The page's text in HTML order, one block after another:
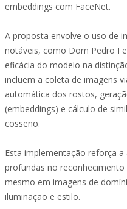
embeddings com FaceNet.
A proposta envolve o uso de
notáveis, como Dom Pedro I
eficácia do modelo na
incluem a coleta de imagens
automática dos rostos,
(embeddings) e cálculo de
cosseno.
Esta implementação reforça a
profundas no
mesmo em imagens de
iluminação e estilo.